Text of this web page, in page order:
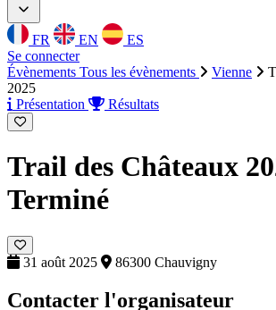
FR EN
ES
Se connecter
Évènements Tous les évènements Vienne
2025
Présentation
Résultats
Trail des Châteaux
Terminé
31 août 2025 86300 Chauvigny
Contacter l'organisateur